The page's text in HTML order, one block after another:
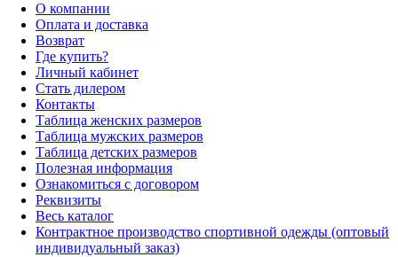
О компании
Оплата и доставка
Возврат
Где купить?
Личный кабинет
Стать дилером
Контакты
Таблица женских размеров
Таблица мужских размеров
Таблица детских размеров
Полезная информация
Ознакомиться с договором
Реквизиты
Весь каталог
Контрактное производство спортивной одежды (оптовый
индивидуальный заказ)